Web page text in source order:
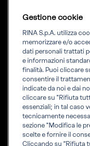
Laboratorio RINA SSM
(Studio Sperimentale
Gestione cookie
RINA S.p.A. utilizza
memorizzare e/o
dati personali trattati
e informazioni
finalità. Puoi cliccare
consentire il
indicate da noi e dai
cliccare su "Rifiuta
essenziali; in tal caso
tecnicamente
sezione "Modifica le
scelte e fornire il
Cliccando su “Rifiuta